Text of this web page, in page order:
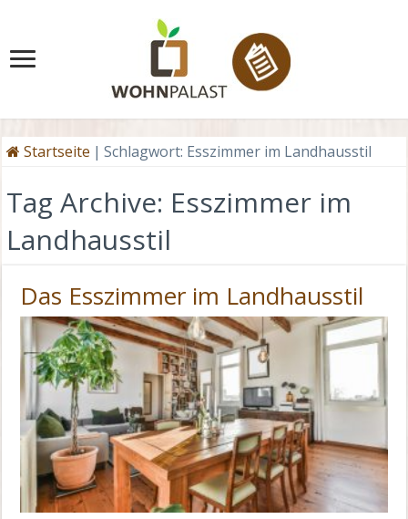
Startseite | Schlagwort: Esszimmer im Landhausstil
Tag Archive: Esszimmer im
Landhausstil
Das Esszimmer im Landhausstil